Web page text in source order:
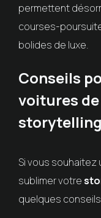
permettent
courses-
bolides de luxe.
Conseils
voitures
Si vous souhaitez
sublimer votre
quelques conseils